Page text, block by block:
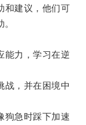
建议，他们可
力，学习在逆
，并在困境中
急时踩下加速